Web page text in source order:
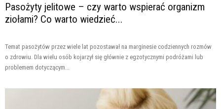
Pasożyty jelitowe – czy warto wspierać organizm
ziołami? Co warto wiedzieć...
Temat pasożytów przez wiele lat pozostawał na marginesie codziennych rozmów
o zdrowiu. Dla wielu osób kojarzył się głównie z egzotycznymi podróżami lub
problemem dotyczącym...